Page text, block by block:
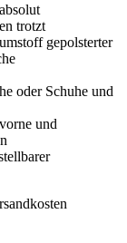
trotzt
gepolsterter
oder Schuhe und
und